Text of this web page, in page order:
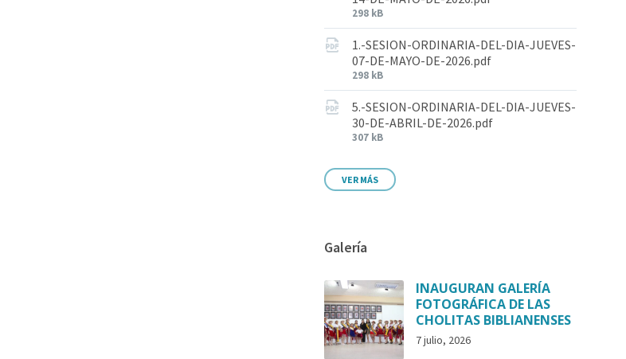
298 kB
1.-SESION-ORDINARIA-DEL-DIA-JUEVES-
07-DE-MAYO-DE-2026.pdf
298 kB
5.-SESION-ORDINARIA-DEL-DIA-JUEVES-
30-DE-ABRIL-DE-2026.pdf
307 kB
VER MÁS
Galería
INAUGURAN GALERÍA
FOTOGRÁFICA DE LAS
CHOLITAS BIBLIANENSES
7 julio, 2026